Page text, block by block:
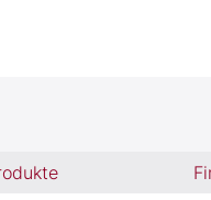
ONLINE lesen